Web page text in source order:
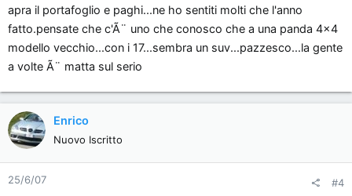
Anche qui richesta, ed esito N E G A T I V O!!!
apra il portafoglio e paghi...ne ho sentiti molti che l'anno
fatto.pensate che c'Ã¨ uno che conosco che a una panda 4x4
modello vecchio...con i 17...sembra un suv...pazzesco...la gente
a volte Ã¨ matta sul serio
Enrico
Nuovo Iscritto
25/6/07 #4